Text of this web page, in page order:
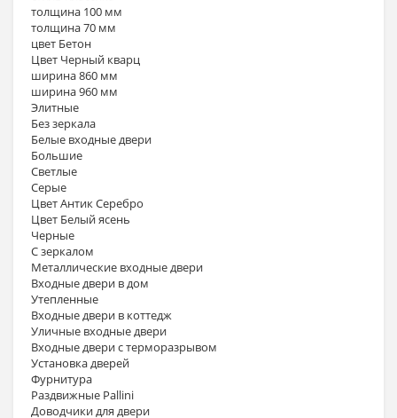
толщина 100 мм
толщина 70 мм
цвет Бетон
Цвет Черный кварц
ширина 860 мм
ширина 960 мм
Элитные
Без зеркала
Белые входные двери
Большие
Светлые
Серые
Цвет Антик Серебро
Цвет Белый ясень
Черные
С зеркалом
Металлические входные двери
Входные двери в дом
Утепленные
Входные двери в коттедж
Уличные входные двери
Входные двери с терморазрывом
Установка дверей
Фурнитура
Раздвижные Pallini
Доводчики для двери